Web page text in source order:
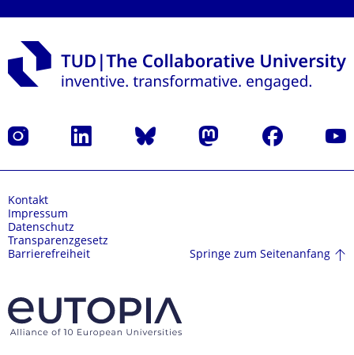
Instagram LinkedIn Bluesky Mastodon Facebook
Kontakt
Impressum
Datenschutz
Transparenzgesetz
Barrierefreiheit
Springe zum Seitenanfang